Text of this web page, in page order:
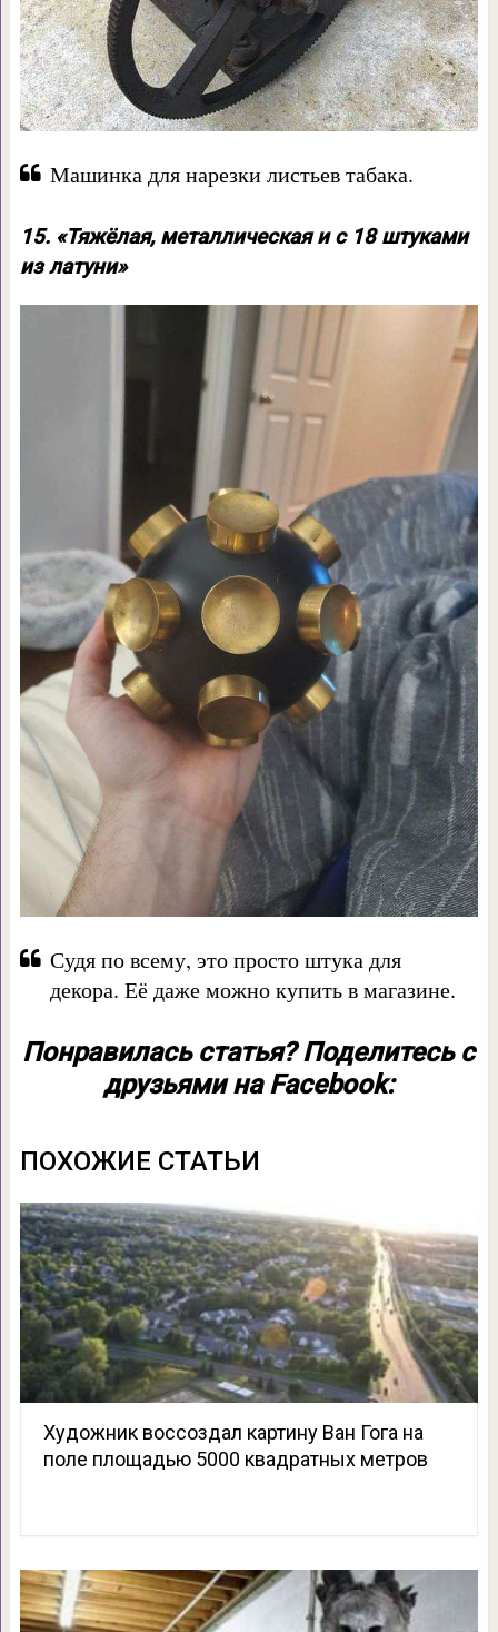
Машинка для нарезки листьев табака.
15. «Тяжёлая, металлическая и с 18 штуками
из латуни»
Судя по всему, это просто штука для
декора. Её даже можно купить в магазине.
Понравилась статья? Поделитесь с
друзьями на Facebook:
ПОХОЖИЕ СТАТЬИ
Художник воссоздал картину Ван Гога на
поле площадью 5000 квадратных метров